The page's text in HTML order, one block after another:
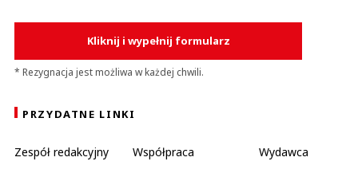
Kliknij i wypełnij formularz
* Rezygnacja jest możliwa w każdej chwili.
PRZYDATNE LINKI
Zespół redakcyjny Współpraca
Wydawca